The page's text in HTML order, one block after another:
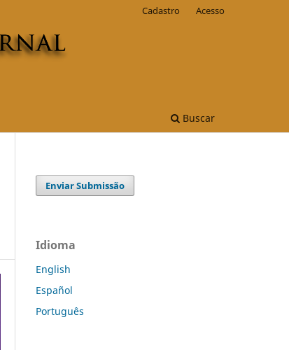
Buscar
Cadastro Acesso
Enviar Submissão
Idioma
English
Español
Português